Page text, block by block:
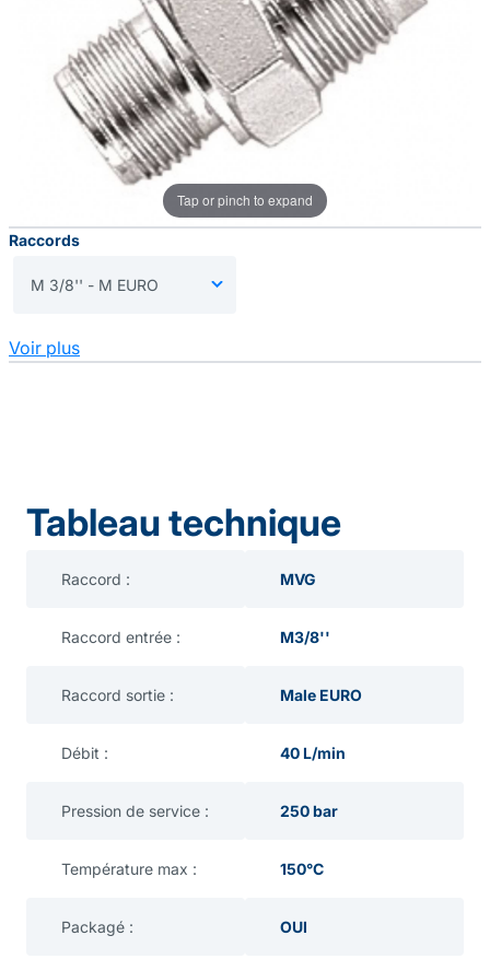
Tap or pinch to expand
Voir plus
Raccords
Tableau technique
Raccord : MVG
Raccord entrée : M3/8''
Raccord sortie : Male EURO
Débit : 40 L/min
Pression de service : 250 bar
Température max : 150°C
Packagé : OUI